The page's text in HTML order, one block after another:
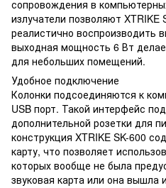
сопровождения в
излучатели позволяют XTRIKE
реалистично воспроизводить
выходная мощность 6 Вт
для небольших помещений.
Удобное подключение
Колонки подсоединяются к
USB порт. Такой интерфейс
дополнительной розетки для
конструкция XTRIKE SK-600
карту, что позволяет
которых вообще не была
звуковая карта или она вышла